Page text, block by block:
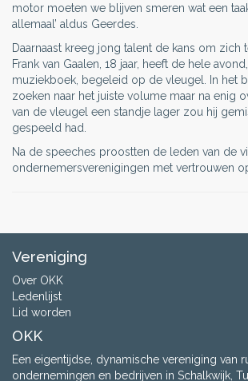
motor moeten we blijven smeren wat een
allemaal’ aldus Geerdes.
Daarnaast kreeg jong talent de kans om zich
Frank van Gaalen, 18 jaar, heeft de hele
muziekboek, begeleid op de vleugel. In het
zoeken naar het juiste volume maar na enig
van de vleugel een standje lager zou hij
gespeeld had.
Na de speeches proostten de leden van de
ondernemersverenigingen met vertrouwen
Vereniging
Over OKK
Ledenlijst
Lid worden
OKK
Een eigentijdse, dynamische vereniging van
ondernemingen en bedrijven in Schalkwijk,